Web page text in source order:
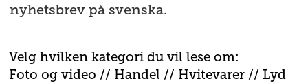
nyhetsbrev på svenska.
Velg hvilken kategori du vil lese om:
Foto og video // Handel // Hvitevarer // Lyd